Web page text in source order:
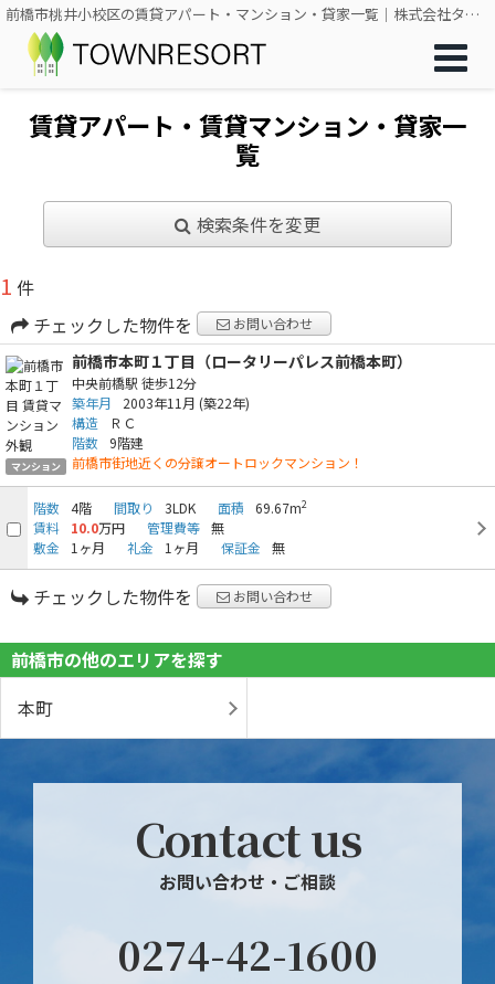
前橋市桃井小校区の賃貸アパート・マンション・貸家一覧｜株式会社タウンリゾート
賃貸アパート・賃貸マンション・貸家一
覧
検索条件を変更
1 件
チェックした物件を
お問い合わせ
マンション
前橋市本町１丁目（ロータリーパレス前橋本町）
中央前橋駅 徒歩12分
築年月
2003年11月 (築22年)
構造
ＲＣ
階数 9階建
前橋市街地近くの分譲オートロックマンション！
階数 4階 間取り 3LDK 面積 69.67m2
賃料 10.0万円 管理費等 無
敷金
1ヶ月 礼金 1ヶ月 保証金 無
チェックした物件を お問い合わせ
前橋市の他のエリアを探す
本町
Contact us
お問い合わせ・ご相談
0274-42-1600